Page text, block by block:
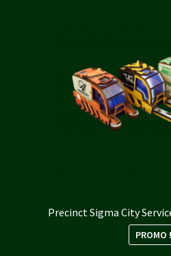
Precinct Sigma City
PROMO !